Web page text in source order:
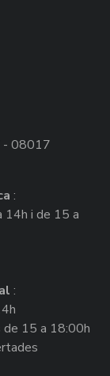
- 08017
:
14h i de 15 a
:
de 15 a 18:00h